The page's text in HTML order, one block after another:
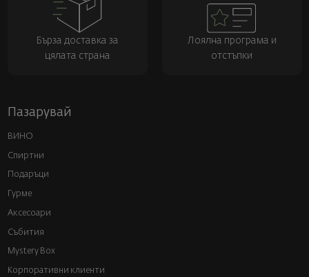
Бърза доставка за
цялата страна
Лоялна програма и
отстъпки
Пазарувай
ВИНО
Спиртни
Подаръци
Гурме
Аксесоари
Събития
Mystery Box
Корпоративни клиенти